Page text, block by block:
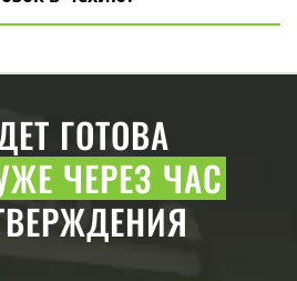
ГОТОВА
ЧЕРЕЗ ЧАС